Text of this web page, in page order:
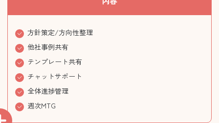
方針策定/方向性整理
他社事例共有
テンプレート共有
チャットサポート
全体進捗管理
週次MTG